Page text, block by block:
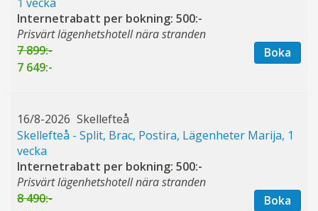
Internetrabatt per bokning: 500:-
Prisvärt lägenhetshotell nära stranden
7 899:-
7 649:-
Boka
16/8-2026 Skellefteå
Skellefteå - Split, Brac, Postira, Lägenheter Marija, 1
vecka
Internetrabatt per bokning: 500:-
Prisvärt lägenhetshotell nära stranden
8 490:-
Boka